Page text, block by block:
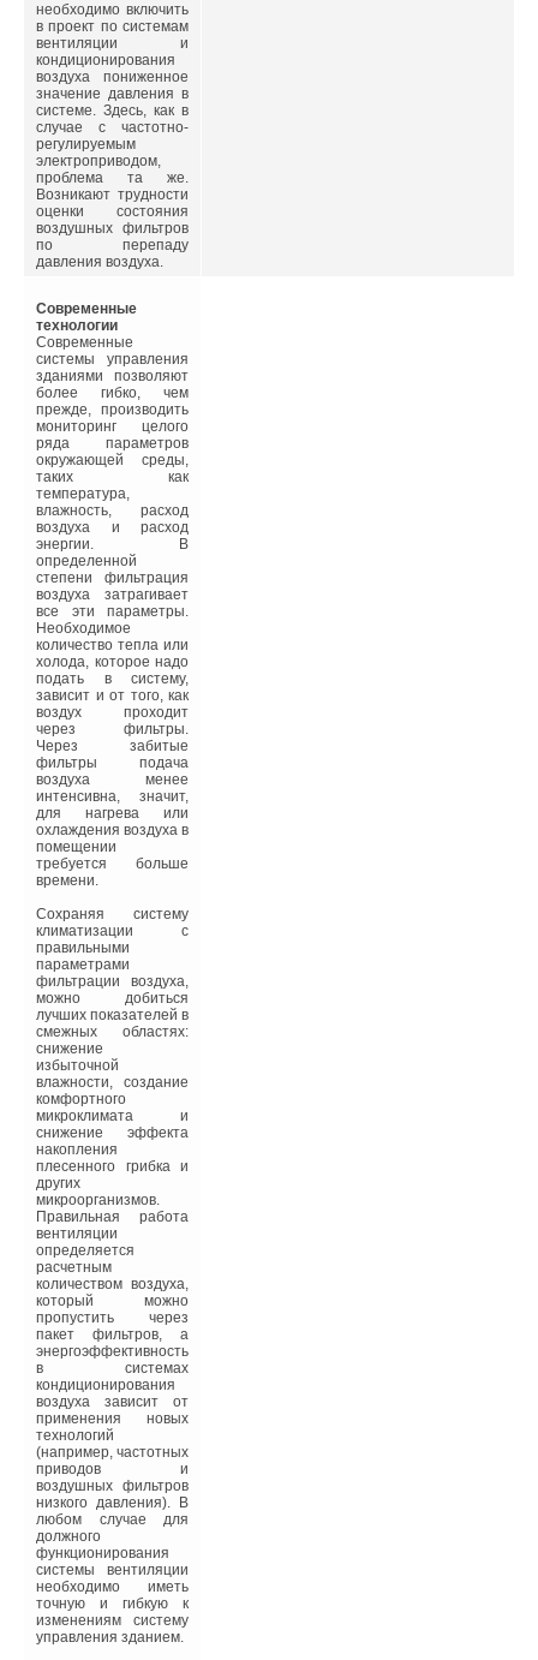
необходимо включить
в проект по системам
вентиляции и
кондиционирования
воздуха пониженное
значение давления в
системе. Здесь, как в
случае с частотно-
регулируемым
электроприводом,
проблема та же.
Возникают трудности
оценки состояния
воздушных фильтров
по перепаду
давления воздуха.
Cовременные
технологии
Современные
системы управления
зданиями позволяют
более гибко, чем
прежде, производить
мониторинг целого
ряда параметров
окружающей среды,
таких как
температура,
влажность, расход
воздуха и расход
энергии. В
определенной
степени фильтрация
воздуха затрагивает
все эти параметры.
Необходимое
количество тепла или
холода, которое надо
подать в систему,
зависит и от того, как
воздух проходит
через фильтры.
Через забитые
фильтры подача
воздуха менее
интенсивна, значит,
для нагрева или
охлаждения воздуха в
помещении
требуется больше
времени.
Сохраняя систему
климатизации с
правильными
параметрами
фильтрации воздуха,
можно добиться
лучших показателей в
смежных областях:
снижение
избыточной
влажности, создание
комфортного
микроклимата и
снижение эффекта
накопления
плесенного грибка и
других
микроорганизмов.
Правильная работа
вентиляции
определяется
расчетным
количеством воздуха,
который можно
пропустить через
пакет фильтров, а
энергоэффективность
в системах
кондиционирования
воздуха зависит от
применения новых
технологий
(например, частотных
приводов и
воздушных фильтров
низкого давления). В
любом случае для
должного
функционирования
системы вентиляции
необходимо иметь
точную и гибкую к
изменениям систему
управления зданием.
учета их потребления.
По словам Дмитрия
Чернышенко, «…
впервые в истории
нашей страны
огромная территория,
порядка 800 гектар,
которую занимает
Олимпийский парк,
будет управляться из
единого центра с
применением
современной
интеллектуальной
системы, что позволит
эффективно
использовать
и воду и
оптимизировать
затраты. В проекты
ряда олимпийских
объектов заложены
технологии сбора
дождевой воды,
использования
температуры почвы
для подогрева воздуха
в системах
вентиляции и
кондиционирования».
И, конечно, при
возведении
спортивных объектов
никак нельзя было
обойтись без
инновационных
технологий
строительства.
«Энергосберегающие
технологии,
применяемые сейчас
при строительстве
спортивных объектов,
помогут в дальнейшем
снизить расходы на их
содержание и
отопление, — говорит
Владимир Солдатов,
главный инженер ПСК
“Солнечный Дом”. —
используется
технология
вентилируемого
фасада, благодаря
которой из утеплителя
выводится влага и он
эффективнее
выполняет свои
функции. Такой фасад
работает как
горнолыжный костюм
— защищает
ограждающие
конструкции от
воздействия
неблагоприятных
факторов внешней
среды и хорошо
удерживает тепло
внутри здания. Эту
технологию с успехом
применяют не только
для спортивных
сооружений и
офисных зданий, но
даже для частных
домов и коттеджей».
Одним из сложнейших
объектов стала
Большая ледовая
арена с гигантским
каплевидным куполом
общей площадью 7000
м2, монтаж которого
ведется в настоящее
время. Для его
утепления
применялись
высокоэффективные
теплоизоляционные
материалы
(негорючие
минераловатные
Читайте по теме:
→
Домашний Spa-салон: путь к личному балансу в ванной
комнате
→ Сифонная система водоотвода Geberit Pluvia
ЖУРНАЛ СОК ДЕКАБРЬ 2013
→ Пресс-система Geberit Mapress: проверено временем
ЖУРНАЛ СОК НОЯБРЬ 2013
→ Дигитализация ванной комнаты - шаг в будущее
ЖУРНАЛ СОК ОКТЯБРЬ 2013
Комментарии
В этой теме еще нет комментариев
Добавить комментарий
Ваше имя *
Ваш E-mail *
Текст комментария